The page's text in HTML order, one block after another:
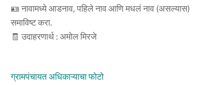
🪪 नावामध्ये आडनाव, पहिले नाव आणि मधलं नाव (असल्यास)
समाविष्ट करा.
🧾 उदाहरणार्थ : अमोल मिरजे
ग्रामपंचायत अधिकाऱ्याचा फोटो